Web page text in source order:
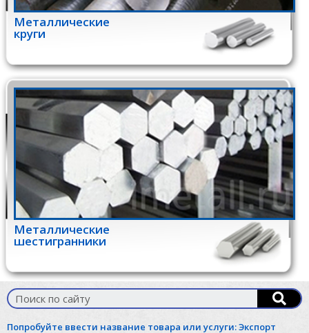
Металлические
круги
Металлические
шестигранники
Попробуйте ввести название товара или услуги:Экспорт